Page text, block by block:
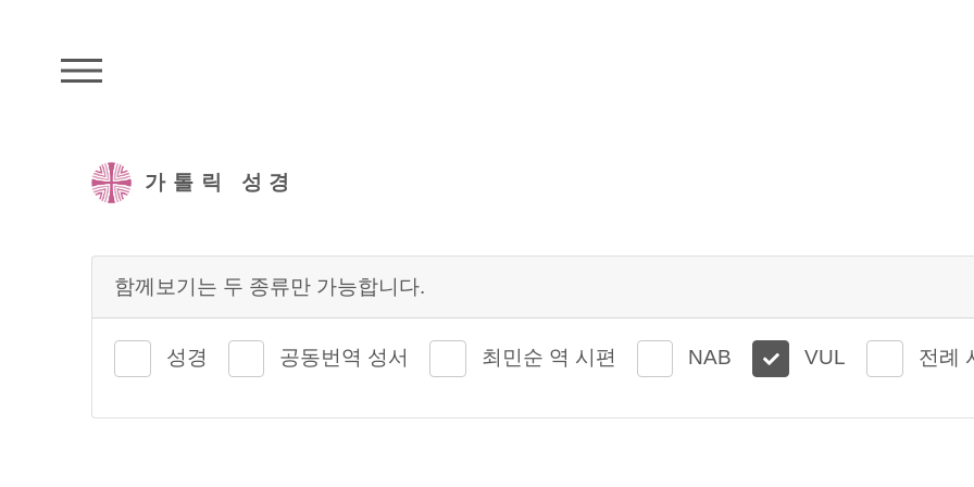
가톨릭 성경
함께보기는 두 종류만 가능합니다.
성경 공동번역 성서 최민순 역 시편 NAB VUL 전례